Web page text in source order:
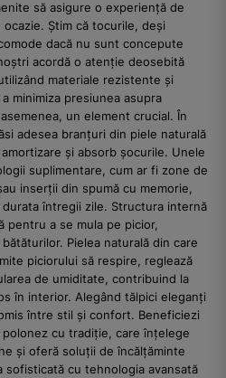
să asigure o experiență de
Știm că tocurile, deși
dacă nu sunt concepute
acordă o atenție deosebită
materiale rezistente și
minimiza presiunea asupra
un element crucial. În
adesea branțuri din piele naturală
și absorb șocurile. Unele
suplimentare, cum ar fi zone de
inserții din spumă cu memorie,
întregii zile. Structura internă
pentru a se mula pe picior,
Pielea naturală din care
piciorului să respire, reglează
de umiditate, contribuind la
în interior. Alegând tălpici eleganți
între stil și confort. Beneficiezi
cu tradiție, care înțelege
și oferă soluții de încălțăminte
sofisticată cu tehnologia avansată